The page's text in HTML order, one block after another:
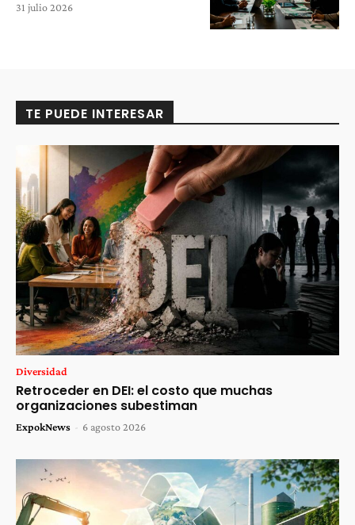
31 julio 2026
TE PUEDE INTERESAR
Diversidad
Retroceder en DEI: el costo que muchas
organizaciones subestiman
ExpokNews - 6 agosto 2026